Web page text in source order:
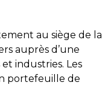
au siège de la
auprès d’une
industries. Les
portefeuille de